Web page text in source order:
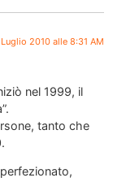
2010 alle 8:31 AM
nel 1999, il
tanto che